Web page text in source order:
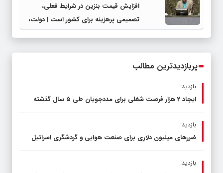
افزایش قیمت بنزین در شرایط فعلی،
تصمیمی پرهزینه برای کشور است | دولت،
قاچاق سوخت و عوامل اصلی ناترازی را
پربازدیدترین مطالب
بازدید:
ایجاد 2 هزار فرصت شغلی برای مددجویان طی ۵ سال گذشته
بازدید:
ضررهای میلیون دلاری برای صنعت هوایی و گردشگری اسرائیل
بازدید: